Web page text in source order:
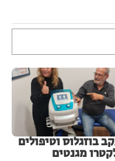
בוזגלוס וטיפולים
מגנטים